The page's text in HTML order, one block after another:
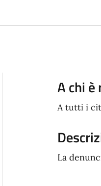
A chi
A tutti i
La